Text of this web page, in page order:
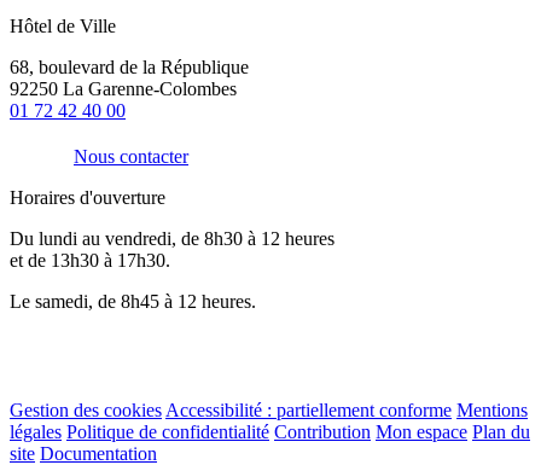
Hôtel de Ville
68, boulevard de la République
92250 La Garenne-Colombes
01 72 42 40 00
Nous contacter
Horaires d'ouverture
Du lundi au vendredi, de 8h30 à 12 heures
et de 13h30 à 17h30.
Le samedi, de 8h45 à 12 heures.
Gestion des cookies Accessibilité : partiellement conforme Mentions
légales Politique de confidentialité Contribution Mon espace Plan du
site Documentation